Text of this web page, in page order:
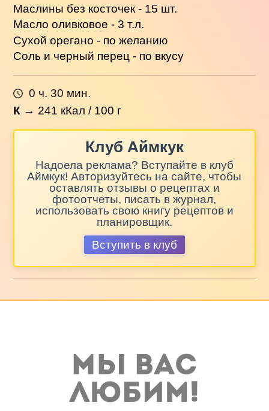
Маслины без косточек - 15 шт.
Масло оливковое - 3 т.л.
Сухой орегано - по желанию
Соль и черный перец - по вкусу
0 ч. 30 мин.
К → 241 кКал / 100 г
Клуб Аймкук
Надоела реклама? Вступайте в клуб
Аймкук! Авторизуйтесь на сайте, чтобы
оставлять отзывы о рецептах и
фотоотчеты, писать в журнал,
использовать свою книгу рецептов и
планировщик.
Вступить в клуб